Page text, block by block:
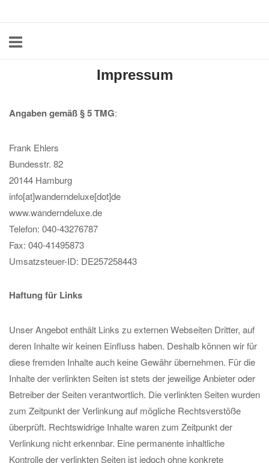
content
Impressum
Angaben gemäß § 5 TMG:
Frank Ehlers
Bundesstr. 82
20144 Hamburg
info[at]wanderndeluxe[dot]de
www.wanderndeluxe.de
Telefon: 040-43276787
Fax: 040-41495873
Umsatzsteuer-ID: DE257258443
Haftung für Links
Unser Angebot enthält Links zu externen Webseiten Dritter, auf
deren Inhalte wir keinen Einfluss haben. Deshalb können wir für
diese fremden Inhalte auch keine Gewähr übernehmen. Für die
Inhalte der verlinkten Seiten ist stets der jeweilige Anbieter oder
Betreiber der Seiten verantwortlich. Die verlinkten Seiten wurden
zum Zeitpunkt der Verlinkung auf mögliche Rechtsverstöße
überprüft. Rechtswidrige Inhalte waren zum Zeitpunkt der
Verlinkung nicht erkennbar. Eine permanente inhaltliche
Kontrolle der verlinkten Seiten ist jedoch ohne konkrete